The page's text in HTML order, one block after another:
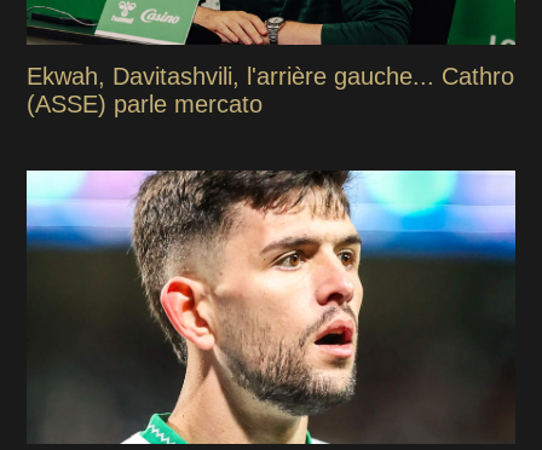
Ekwah, Davitashvili, l'arrière gauche... Cathro
(ASSE) parle mercato